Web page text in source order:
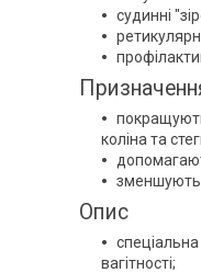
судинні
коліна та
зменшують
Опис
вагітності;